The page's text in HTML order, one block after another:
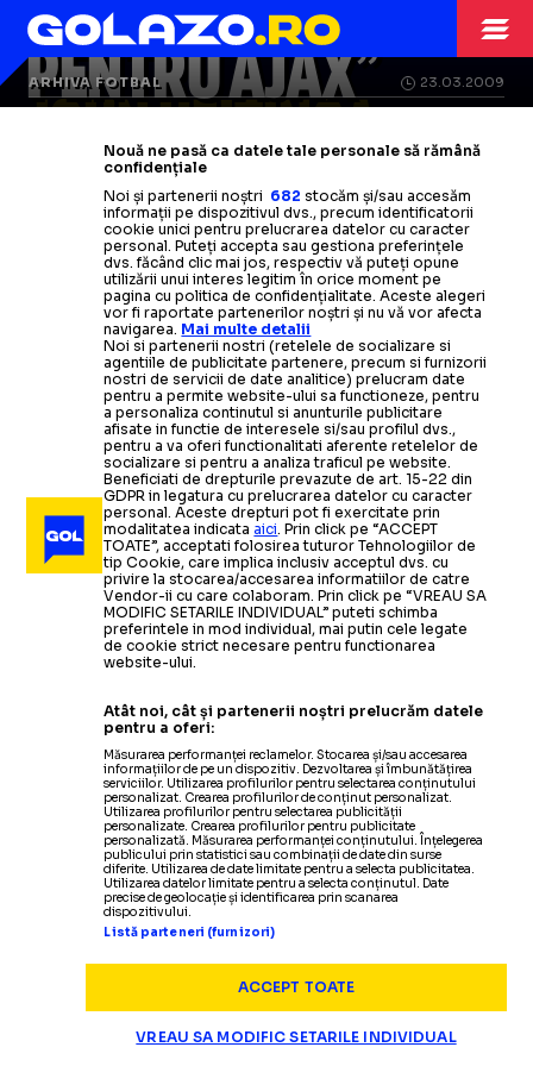
JOHN HEITINGA
PENTRU AJAX”
Analiza făcută de un jurnalist
olandez +Cu cine ar concura
pentru postul de titular
Citește mai mult
ARHIVA FOTBAL 23.03.2009
Heitinga, in afara oricarui
pericol dupa un traumatism
cranian
Citește mai mult
VIDEO Atletico Madrid-Barcelona
Lionel Messi, ce incantare!
Citește mai mult
28.05.2008
Van Bastenl-alasat acasa pe
Boulahrouz si a anuntat lotul
Olandei
Citește mai mult
ARHIVA FOTBAL 17.05.2008
Van Nistelrooy, in lotul largit al
Olandei
Citește mai mult
ARHIVA FOTBAL 06.05.2008
Van Basten a anuntat lotul largit al
Olandei pentru EURO 2008
Citește mai mult
Termeni și condiții
Politica de confidențialitate
Modifică Setările
Contact
Nouă ne pasă ca datele tale personale să rămână
confidențiale
Noi și partenerii noștri 682 stocăm și/sau accesăm
informații pe dispozitivul dvs., precum identificatorii
cookie unici pentru prelucrarea datelor cu caracter
personal. Puteți accepta sau gestiona preferințele
dvs. făcând clic mai jos, respectiv vă puteți opune
utilizării unui interes legitim în orice moment pe
pagina cu politica de confidențialitate. Aceste alegeri
vor fi raportate partenerilor noștri și nu vă vor afecta
navigarea. Mai multe detalii
Noi si partenerii nostri (retelele de socializare si
agentiile de publicitate partenere, precum si furnizorii
nostri de servicii de date analitice) prelucram date
pentru a permite website-ului sa functioneze, pentru
a personaliza continutul si anunturile publicitare
afisate in functie de interesele si/sau profilul dvs.,
pentru a va oferi functionalitati aferente retelelor de
socializare si pentru a analiza traficul pe website.
Beneficiati de drepturile prevazute de art. 15-22 din
GDPR in legatura cu prelucrarea datelor cu caracter
personal. Aceste drepturi pot fi exercitate prin
modalitatea indicataaici . Prin click pe “ACCEPT
TOATE”, acceptati folosirea tuturor Tehnologiilor de
tip Cookie, care implica inclusiv acceptul dvs. cu
privire la stocarea/accesarea informatiilor de catre
Vendor-ii cu care colaboram. Prin click pe “VREAU SA
MODIFIC SETARILE INDIVIDUAL” puteti schimba
preferintele in mod individual, mai putin cele legate
de cookie strict necesare pentru functionarea
website-ului.
Atât noi, cât și partenerii noștri prelucrăm datele
pentru a oferi:
Măsurarea performanței reclamelor. Stocarea și/sau accesarea
informațiilor de pe un dispozitiv. Dezvoltarea și îmbunătățirea
serviciilor. Utilizarea profilurilor pentru selectarea conținutului
personalizat. Crearea profilurilor de conținut personalizat.
Utilizarea profilurilor pentru selectarea publicității
personalizate. Crearea profilurilor pentru publicitate
personalizată. Măsurarea performanței conținutului. Înțelegerea
publicului prin statistici sau combinații de date din surse
diferite. Utilizarea de date limitate pentru a selecta publicitatea.
Utilizarea datelor limitate pentru a selecta conținutul. Date
precise de geolocație și identificarea prin scanarea
dispozitivului.
Listă parteneri (furnizori)
ACCEPT TOATE
VREAU SA MODIFIC SETARILE INDIVIDUAL